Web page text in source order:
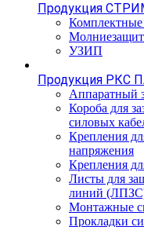
Продукция
УЗИП
Продукция РКС
Аппаратный
Короба для
силовых
Крепления
напряжения
Крепления
Листы для
линий
Монтажные
Прокладки